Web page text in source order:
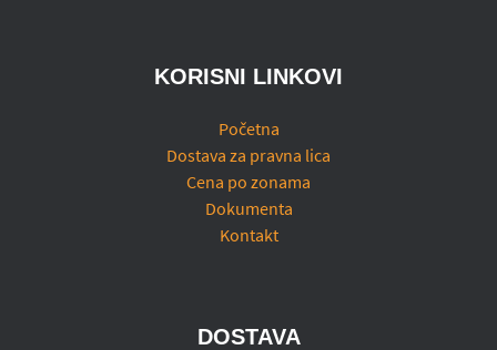
KORISNI LINKOVI
Početna
Dostava za pravna lica
Cena po zonama
Dokumenta
Kontakt
DOSTAVA